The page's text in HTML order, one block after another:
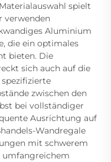
spielt
verwenden
Aluminium
die ein optimales
bieten. Die
sich auch auf die
zwischen den
bei vollständiger
Ausrichtung auf
Wandregale
mit schwerem
umfangreichem